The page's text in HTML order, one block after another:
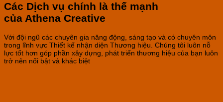
Các Dịch vụ chính là thế mạnh
của Athena Creative
Với đội ngũ các chuyên gia năng động, sáng tạo và có chuyên môn
trong lĩnh vực Thiết kế nhận diện Thương hiệu. Chúng tôi luôn nỗ
lực tốt hơn góp phần xây dựng, phát triển thương hiệu của bạn luôn
trở nên nổi bật và khác biệt